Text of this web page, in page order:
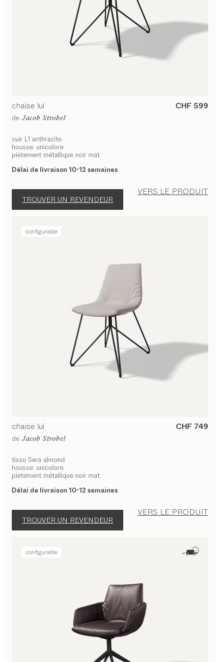
chaise lui CHF 599
de Jacob Strobel
cuir L1 anthracite
housse: unicolore
piètement métallique noir mat
Délai de livraison 10-12 semaines
TROUVER UN REVENDEUR
VERS LE PRODUIT
configurable
chaise lui CHF 749
de Jacob Strobel
tissu Sera almond
housse: unicolore
piètement métallique noir mat
Délai de livraison 10-12 semaines
TROUVER UN REVENDEUR
VERS LE PRODUIT
configurable